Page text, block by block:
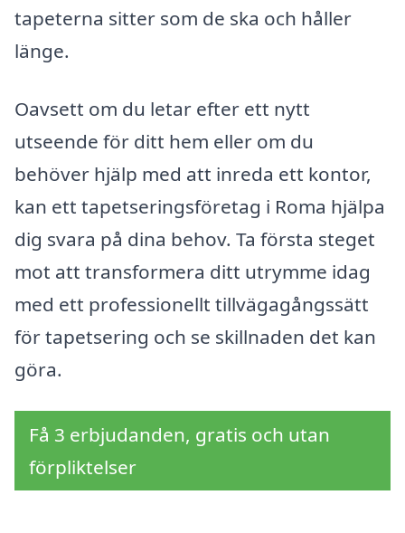
tapeterna sitter som de ska och håller
länge.
Oavsett om du letar efter ett nytt
utseende för ditt hem eller om du
behöver hjälp med att inreda ett kontor,
kan ett tapetseringsföretag i Roma hjälpa
dig svara på dina behov. Ta första steget
mot att transformera ditt utrymme idag
med ett professionellt tillvägagångssätt
för tapetsering och se skillnaden det kan
göra.
Få 3 erbjudanden, gratis och utan
förpliktelser